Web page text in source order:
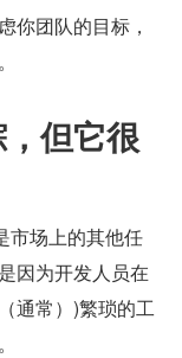
你团队的目标，
但它很
市场上的其他任
因为开发人员在
通常）)繁琐的工